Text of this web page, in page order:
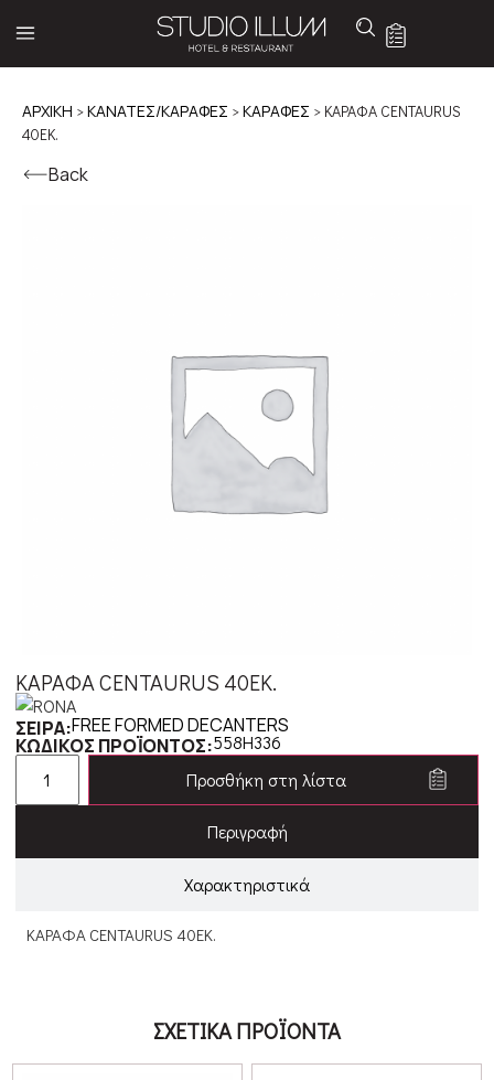
ΑΡΧΙΚΉ >ΚΑΝΑΤΕΣ/ΚΑΡΑΦΕΣ >ΚΑΡΑΦΕΣ > ΚΑΡΑΦΑ CENTAURUS
40ΕΚ.
Back
ΚΑΡΑΦΑ CENTAURUS 40ΕΚ.
ΣΕΙΡΑ:FREE FORMED DECANTERS
ΚΩΔΙΚΟΣ ΠΡΟΪΟΝΤΟΣ:558H336
Προσθήκη στη λίστα
Περιγραφή
Χαρακτηριστικά
ΚΑΡΑΦΑ CENTAURUS 40ΕΚ.
ΣΧΕΤΙΚΑ ΠΡΟΪΟΝΤΑ